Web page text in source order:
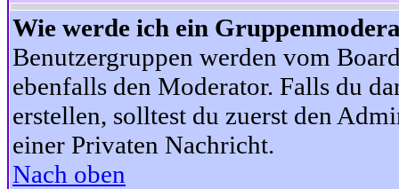
Wie werde ich ein
Benutzergruppen werden vom
ebenfalls den Moderator. Falls du
erstellen, solltest du zuerst den
einer Privaten Nachricht.
Nach oben